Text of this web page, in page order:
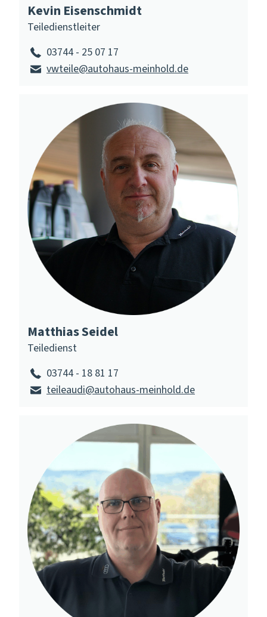
Kevin Eisenschmidt
Teiledienstleiter
03744 - 25 07 17
vwteile@autohaus-meinhold.de
Matthias Seidel
Teiledienst
03744 - 18 81 17
teileaudi@autohaus-meinhold.de